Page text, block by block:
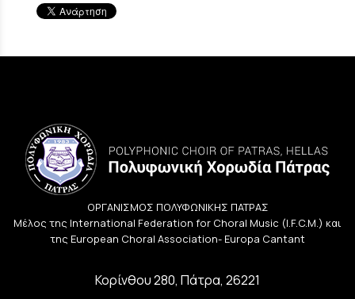
ΟΡΓΑΝΙΣΜΟΣ ΠΟΛΥΦΩΝΙΚΗΣ ΠΑΤΡΑΣ
Μέλος της International Federation for Choral Music (I.F.C.M.) και
της European Choral Association- Europa Cantant
Κορίνθου 280, Πάτρα, 26221